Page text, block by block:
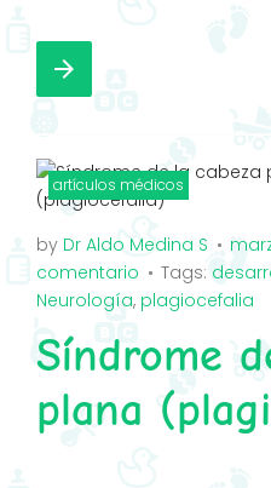
a
c
b
o
o
k
w
i
t
e
r
o
o
l
e
+
n
s
a
g
r
a
m
arrow_forward
artículos médicos
by Dr Aldo Medina S
comentario
Tags:
Neurología, plagiocefalia
Síndrome
plana